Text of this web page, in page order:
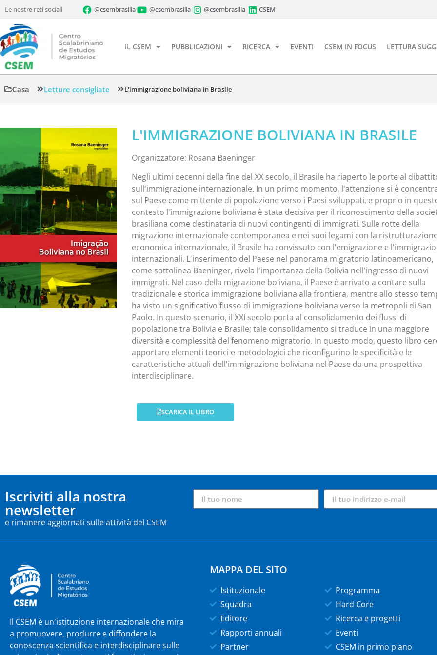
Le nostre reti sociali @csembrasilia @csembrasilia @csembrasilia CSEM
IL CSEM PUBBLICAZIONI RICERCA EVENTI CSEM IN FOCUS LETTURA
Casa Letture consigliate L'immigrazione boliviana in Brasile
L'IMMIGRAZIONE BOLIVIANA IN BRASILE
Organizzatore: Rosana Baeninger
Negli ultimi decenni della fine del XX secolo, il Brasile ha riaperto le porte al
sull'immigrazione internazionale. In un primo momento, l'attenzione si è
sul Paese come mittente di popolazione verso i Paesi sviluppati, e proprio in
contesto l'immigrazione boliviana è stata decisiva per il riconoscimento della
brasiliana come destinataria di nuovi contingenti di immigrati. Sulle rotte della
migrazione internazionale contemporanea e nei suoi legami con la ristrutturazione
economica internazionale, il Brasile ha convissuto con l'emigrazione e
internazionali. L'inserimento del Paese nel panorama migratorio latinoamericano,
come sottolinea Baeninger, rivela l'importanza della Bolivia nell'ingresso di nuovi
immigrati. Nel caso della migrazione boliviana, il Paese è arrivato a contare sulla
tradizionale e storica immigrazione boliviana alla frontiera, mentre allo stesso
ha visto un significativo flusso di immigrazione boliviana verso la metropoli di San
Paolo. In questo scenario, il XXI secolo porta al consolidamento dei flussi di
popolazione tra Bolivia e Brasile; tale consolidamento si traduce in una maggiore
diversità e complessità del fenomeno migratorio. In questo modo, questo libro
apportare elementi teorici e metodologici che riconfigurino le specificità e le
caratteristiche attuali dell'immigrazione boliviana nel Paese da una prospettiva
interdisciplinare.
SCARICA IL LIBRO
Iscriviti alla nostra
newsletter
e rimanere aggiornati sulle attività del CSEM
Il CSEM è un'istituzione internazionale che mira
a promuovere, produrre e diffondere la
conoscenza scientifica e interdisciplinare sulle
MAPPA DEL SITO
Istituzionale
Squadra
Editore
Rapporti annuali
Partner
Programma
Hard Core
Ricerca e progetti
Eventi
CSEM in primo piano